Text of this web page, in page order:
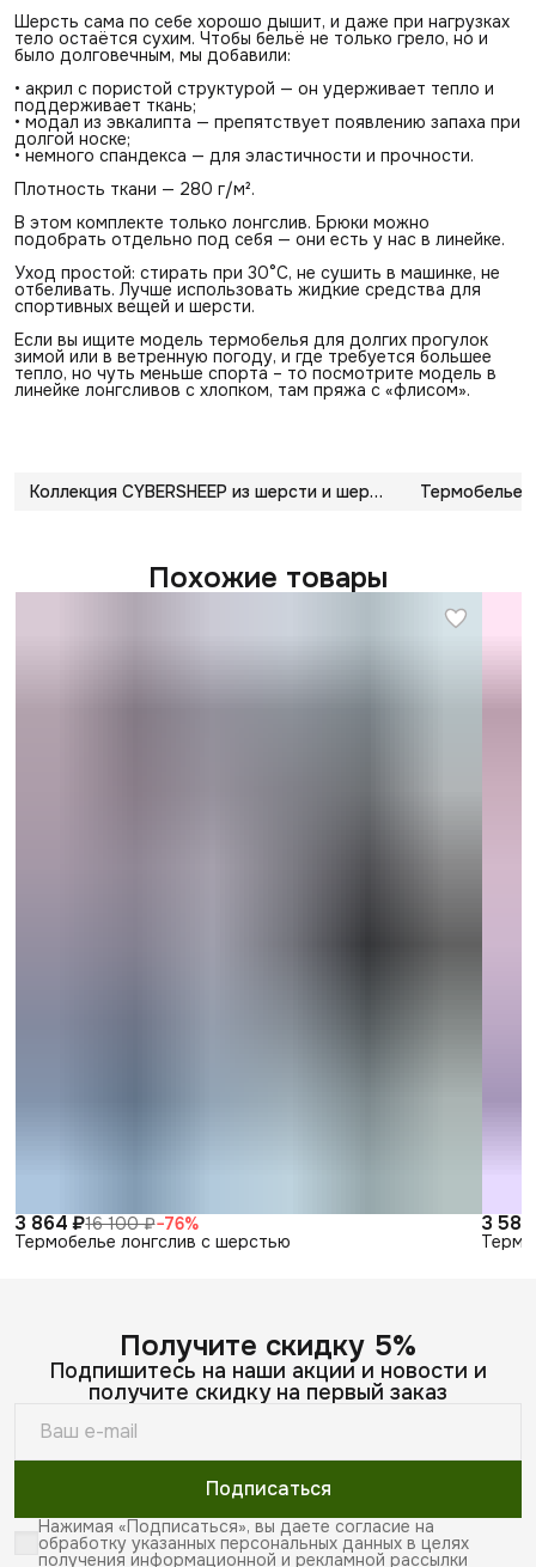
Шерсть сама по себе хорошо дышит, и даже при нагрузках
тело остаётся сухим. Чтобы бельё не только грело, но и
было долговечным, мы добавили:
• акрил с пористой структурой — он удерживает тепло и
поддерживает ткань;
• модал из эвкалипта — препятствует появлению запаха при
долгой носке;
• немного спандекса — для эластичности и прочности.
Плотность ткани — 280 г/м².
В этом комплекте только лонгслив. Брюки можно
подобрать отдельно под себя — они есть у нас в линейке.
Уход простой: стирать при 30°С, не сушить в машинке, не
отбеливать. Лучше использовать жидкие средства для
спортивных вещей и шерсти.
Если вы ищите модель термобелья для долгих прогулок
зимой или в ветренную погоду, и где требуется большее
тепло, но чуть меньше спорта – то посмотрите модель в
линейке лонгсливов с хлопком, там пряжа с «флисом».
Коллекция CYBERSHEEP из шерсти и шерсти мериноса Термобелье
Похожие товары
3 864 ₽16 100 ₽−76%
Термобелье лонгслив с шерстью
3
Получите скидку 5%
Подпишитесь на наши акции и новости и
получите скидку на первый заказ
Подписаться
Нажимая «Подписаться», вы даете согласие на
обработку указанных персональных данных в целях
получения информационной и рекламной рассылки